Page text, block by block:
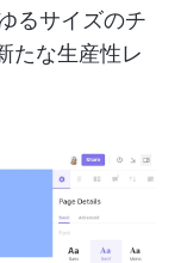
るサイズのチ
たな生産性レ